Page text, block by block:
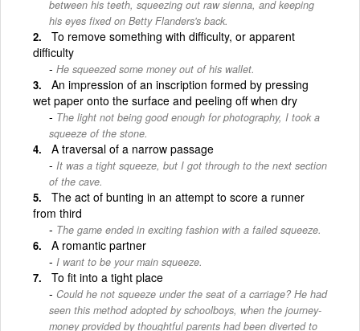
between his teeth, squeezing out raw sienna, and keeping
his eyes fixed on Betty Flanders's back.
To remove something with difficulty, or apparent
difficulty
He squeezed some money out of his wallet.
An impression of an inscription formed by pressing
wet paper onto the surface and peeling off when dry
The light not being good enough for photography, I took a
squeeze of the stone.
A traversal of a narrow passage
It was a tight squeeze, but I got through to the next section
of the cave.
The act of bunting in an attempt to score a runner
from third
The game ended in exciting fashion with a failed squeeze.
A romantic partner
I want to be your main squeeze.
To fit into a tight place
Could he not squeeze under the seat of a carriage? He had
seen this method adopted by schoolboys, when the journey-
money provided by thoughtful parents had been diverted to